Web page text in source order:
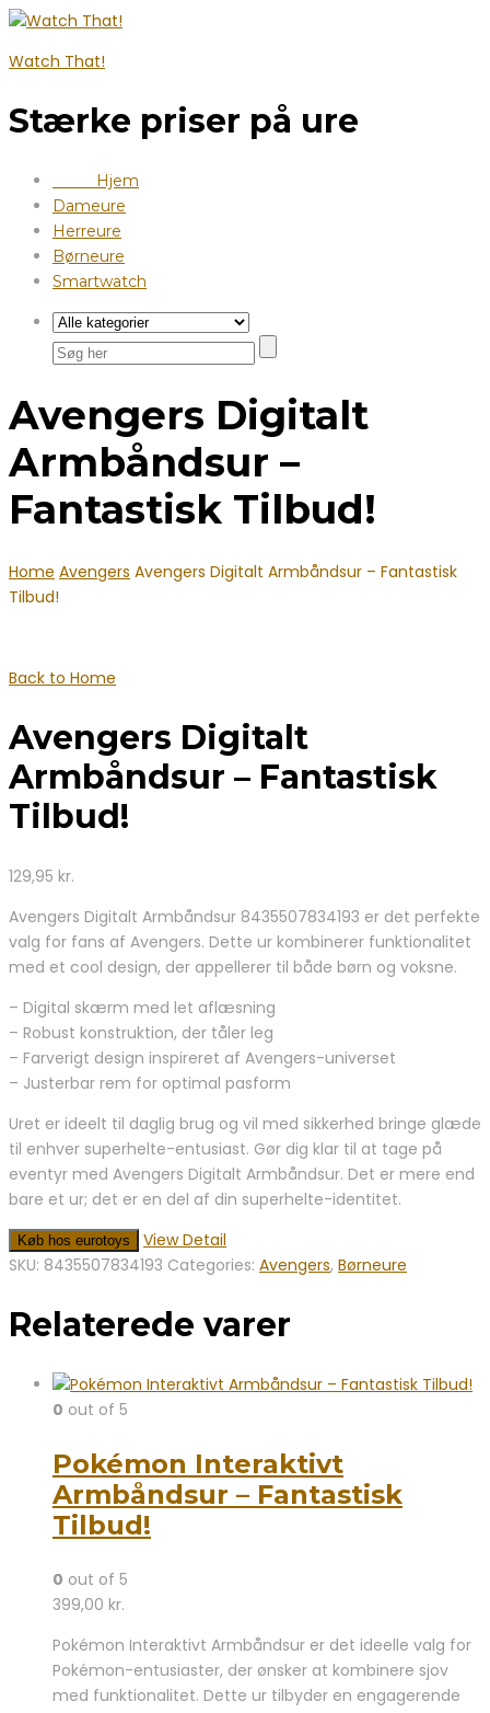
Watch That!
Stærke priser på ure
Hjem
Dameure
Herreure
Børneure
Smartwatch
Avengers Digitalt
Armbåndsur –
Fantastisk Tilbud!
Home Avengers Avengers Digitalt Armbåndsur – Fantastisk
Tilbud!
Back to Home
Avengers Digitalt
Armbåndsur – Fantastisk
Tilbud!
129,95 kr.
Avengers Digitalt Armbåndsur 8435507834193 er det perfekte
valg for fans af Avengers. Dette ur kombinerer funktionalitet
med et cool design, der appellerer til både børn og voksne.
– Digital skærm med let aflæsning
– Robust konstruktion, der tåler leg
– Farverigt design inspireret af Avengers-universet
– Justerbar rem for optimal pasform
Uret er ideelt til daglig brug og vil med sikkerhed bringe glæde
til enhver superhelte-entusiast. Gør dig klar til at tage på
eventyr med Avengers Digitalt Armbåndsur. Det er mere end
bare et ur; det er en del af din superhelte-identitet.
Køb hos eurotoys
View Detail
SKU: 8435507834193 Categories: Avengers, Børneure
Relaterede varer
0 out of 5
Pokémon Interaktivt
Armbåndsur – Fantastisk
Tilbud!
0 out of 5
399,00 kr.
Pokémon Interaktivt Armbåndsur er det ideelle valg for
Pokémon-entusiaster, der ønsker at kombinere sjov
med funktionalitet. Dette ur tilbyder en engagerende